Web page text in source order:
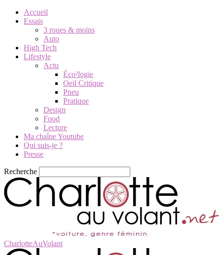
Accueil
Essais
3 roues & moins
Auto
High Tech
Lifestyle
Actu
Éco²logie
Oeil Critique
Pneu
Pratique
Design
Food
Lecture
Ma chaîne Youtube
Qui suis-je ?
Presse
Recherche
CharlotteAuVolant